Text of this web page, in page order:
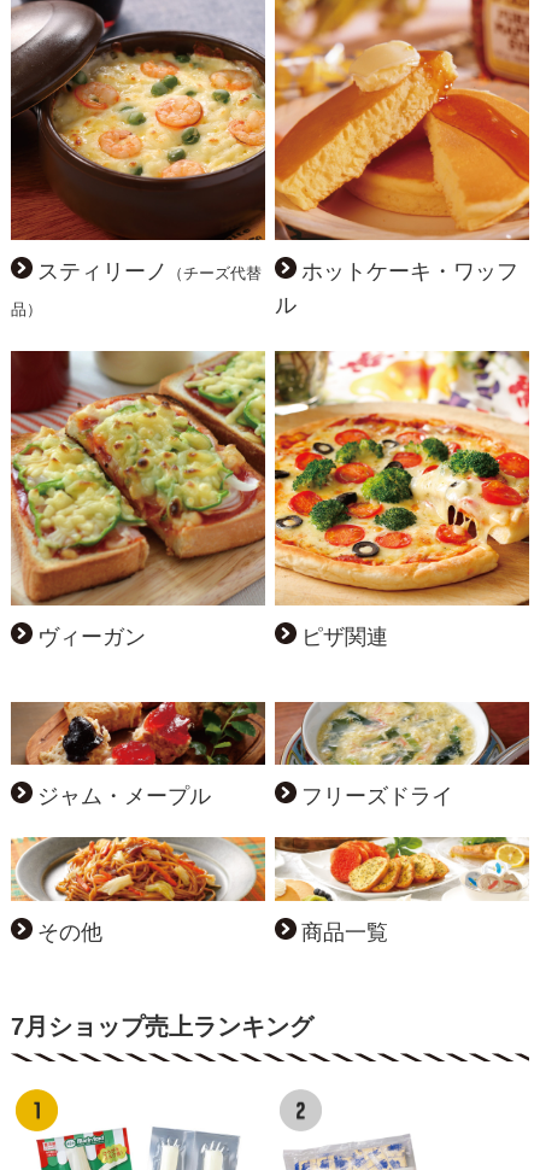
スティリーノ
（チーズ代替
品）
ホットケーキ・ワッフ
ル
ヴィーガン ピザ関連
ジャム・メープル フリーズドライ
その他 商品一覧
7月ショップ売上ランキング